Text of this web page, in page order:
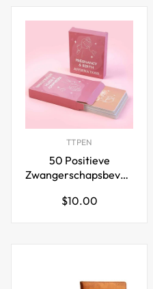
TTPEN
50 Positieve
Normale
$10.00